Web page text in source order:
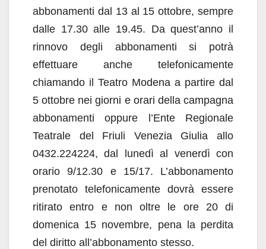
abbonamenti dal 13 al 15 ottobre, sempre
dalle 17.30 alle 19.45. Da quest’anno il
rinnovo degli abbonamenti si potrà
effettuare anche telefonicamente
chiamando il Teatro Modena a partire dal
5 ottobre nei giorni e orari della campagna
abbonamenti oppure l’Ente Regionale
Teatrale del Friuli Venezia Giulia allo
0432.224224, dal lunedì al venerdì con
orario 9/12.30 e 15/17. L’abbonamento
prenotato telefonicamente dovrà essere
ritirato entro e non oltre le ore 20 di
domenica 15 novembre, pena la perdita
del diritto all’abbonamento stesso.